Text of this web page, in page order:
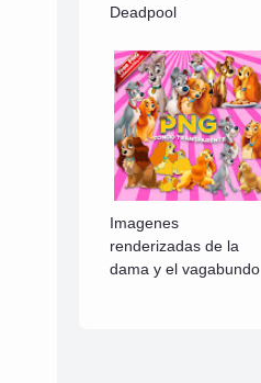
Deadpool
Imagenes
renderizadas de la
dama y el vagabundo